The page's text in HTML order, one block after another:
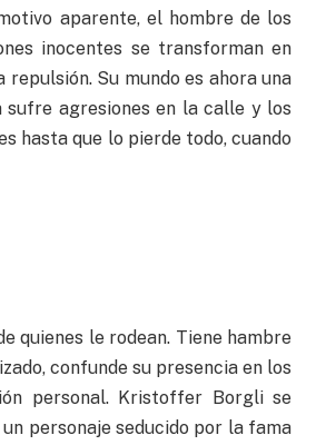
aparente, el hombre de los
inocentes se transforman en
Su mundo es ahora una
sufre agresiones en la calle y los
hasta que lo pierde todo, cuando
quienes le rodean. Tiene hambre
confunde su presencia en los
personal. Kristoffer Borgli se
personaje seducido por la fama